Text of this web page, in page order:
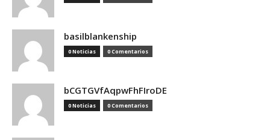
basilblankenship
0 Noticias 0 Comentarios
bCGTGVfAqpwFhFIroDE
0 Noticias 0 Comentarios